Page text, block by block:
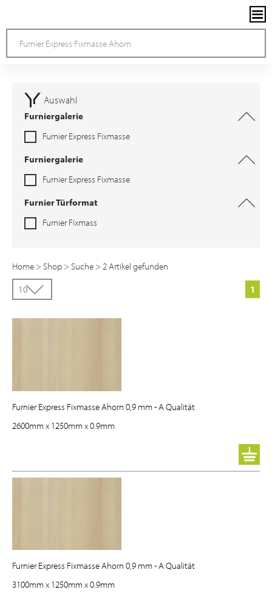
Auswahl
Furniergalerie
Furnier Express Fixmasse
Furniergalerie
Furnier Express Fixmasse
Furnier Türformat
Furnier Fixmass
Home > Shop > Suche > 2 Artikel gefunden
1
Furnier Express Fixmasse Ahorn 0,9 mm - A Qualität
2600mmx 1250mmx0.9mm
Furnier Express Fixmasse Ahorn 0,9 mm - A Qualität
3100mmx 1250mmx0.9mm